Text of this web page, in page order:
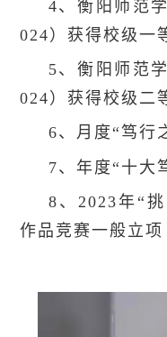
4、衡阳师范
024）获得校级一
5、衡阳师范
024）获得校级二
6、月度“笃行
7、年度“十大
8、2023年“
作品竞赛一般立项